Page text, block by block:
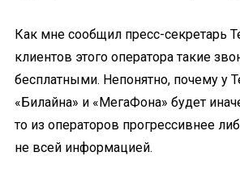
Как мне сообщил пресс-секретарь
клиентов этого оператора такие
бесплатными. Непонятно, почему у
«Билайна» и «МегаФона» будет
то из операторов прогрессивнее
не всей информацией.